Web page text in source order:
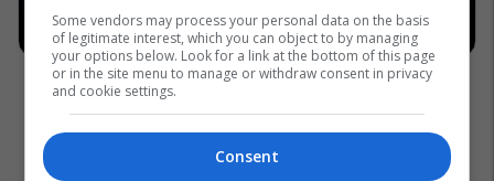
Some vendors may process your personal data on the basis
of legitimate interest, which you can object to by managing
your options below. Look for a link at the bottom of this page
or in the site menu to manage or withdraw consent in privacy
and cookie settings.
Consent